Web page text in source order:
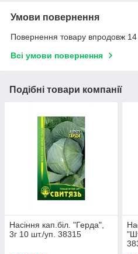
Умови повернення
Повернення товару впродовж 14
Всі умови повернення
Подібні товари компанії
Насіння кап.бiл. "Герда",
3г 10 шт./уп. 38315